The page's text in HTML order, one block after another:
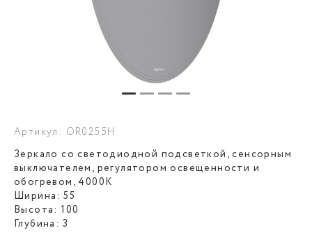
Артикул: OR0255H
Зеркало со светодиодной подсветкой, сенсорным
выключателем, регулятором освещенности и
обогревом, 4000К
Ширина: 55
Высота: 100
Глубина: 3